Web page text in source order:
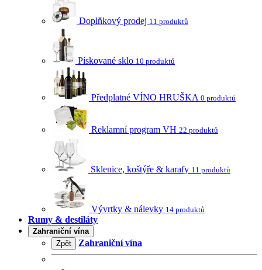
Doplňkový prodej 11 produktů
Pískované sklo 10 produktů
Předplatné VÍNO HRUŠKA 0 produktů
Reklamní program VH 22 produktů
Sklenice, koštýře & karafy 11 produktů
Vývrtky & nálevky 14 produktů
Rumy & destiláty
Zahraniční vína
Zpět
Zahraniční vína